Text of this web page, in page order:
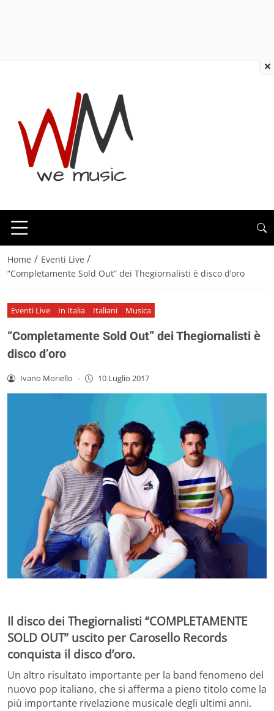
Home / Eventi Live /
“Completamente Sold Out” dei Thegiornalisti è disco d’oro
Eventi Live In Italia Italiani Musica
“Completamente Sold Out” dei Thegiornalisti è
disco d’oro
Ivano Moriello - 10 Luglio 2017
Il disco dei Thegiornalisti “COMPLETAMENTE
SOLD OUT” uscito per Carosello Records
conquista il disco d’oro.
Un altro risultato importante per la band fenomeno del
nuovo pop italiano, che si afferma a pieno titolo come la
più importante rivelazione musicale degli ultimi anni.
×